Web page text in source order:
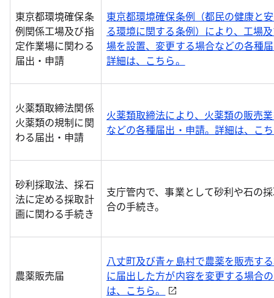
東京都環境確保条
例関係工場及び指
定作業場に関わる
届出・申請
東京都環境確保条例（都民の健康と
る環境に関する条例）により、工場
場を設置、変更する場合などの各種
詳細は、こちら。
火薬類取締法関係
火薬類の規制に関
わる届出・申請
火薬類取締法により、火薬類の販売
などの各種届出・申請。詳細は、こ
砂利採取法、採石
法に定める採取計
画に関わる手続き
支庁管内で、事業として砂利や石の
合の手続き。
農薬販売届
八丈町及び青ヶ島村で農薬を販売す
に届出した方が内容を変更する場合
は、こちら。